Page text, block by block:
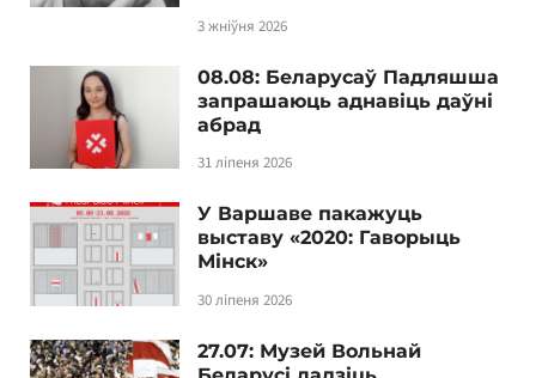
3 жніўня 2026
08.08: Беларусаў Падляшша
запрашаюць аднавіць даўні
абрад
31 ліпеня 2026
У Варшаве пакажуць
выставу «2020: Гаворыць
Мінск»
30 ліпеня 2026
27.07: Музей Вольнай